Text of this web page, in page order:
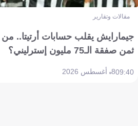
مقالات وتقارير
جيمارايش يقلب حسابات أرتيتا.. من
ثمن صفقة الـ75 مليون إسترليني؟
09:408 أغسطس 2026